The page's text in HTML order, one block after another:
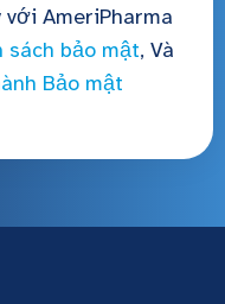
AmeriPharma
sách bảo mật, Và
Bảo mật